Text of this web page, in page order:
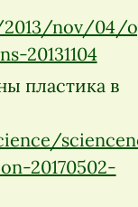
nov/04/
20131104
пластика в
20170502-